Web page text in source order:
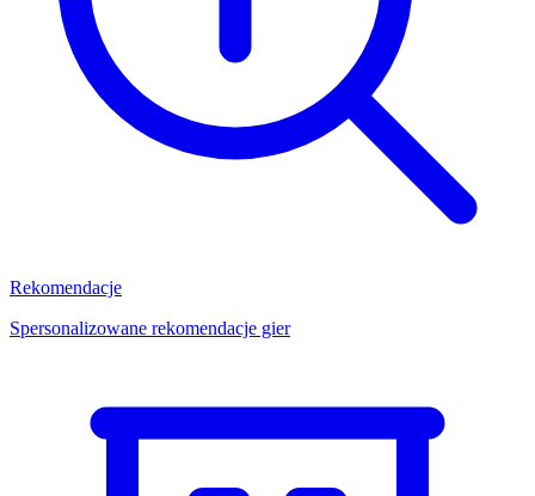
Rekomendacje
Spersonalizowane rekomendacje gier